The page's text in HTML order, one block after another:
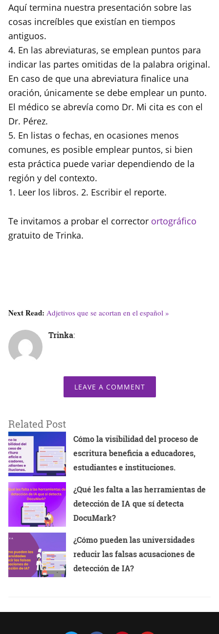
Aquí termina nuestra presentación sobre las
cosas increíbles que existían en tiempos
antiguos.
4. En las abreviaturas, se emplean puntos para
indicar las partes omitidas de la palabra original.
En caso de que una abreviatura finalice una
oración, únicamente se debe emplear un punto.
El médico se abrevía como Dr. Mi cita es con el
Dr. Pérez.
5. En listas o fechas, en ocasiones menos
comunes, es posible emplear puntos, si bien
esta práctica puede variar dependiendo de la
región y del contexto.
1. Leer los libros. 2. Escribir el reporte.
Te invitamos a probar el corrector ortográfico
gratuito de Trinka.
Next Read: Adjetivos que se acortan en el español »
Trinka:
LEAVE A COMMENT
Related Post
Cómo la visibilidad del proceso de
escritura beneficia a educadores,
estudiantes e instituciones.
¿Qué les falta a las herramientas de
detección de IA que sí detecta
DocuMark?
¿Cómo pueden las universidades
reducir las falsas acusaciones de
detección de IA?